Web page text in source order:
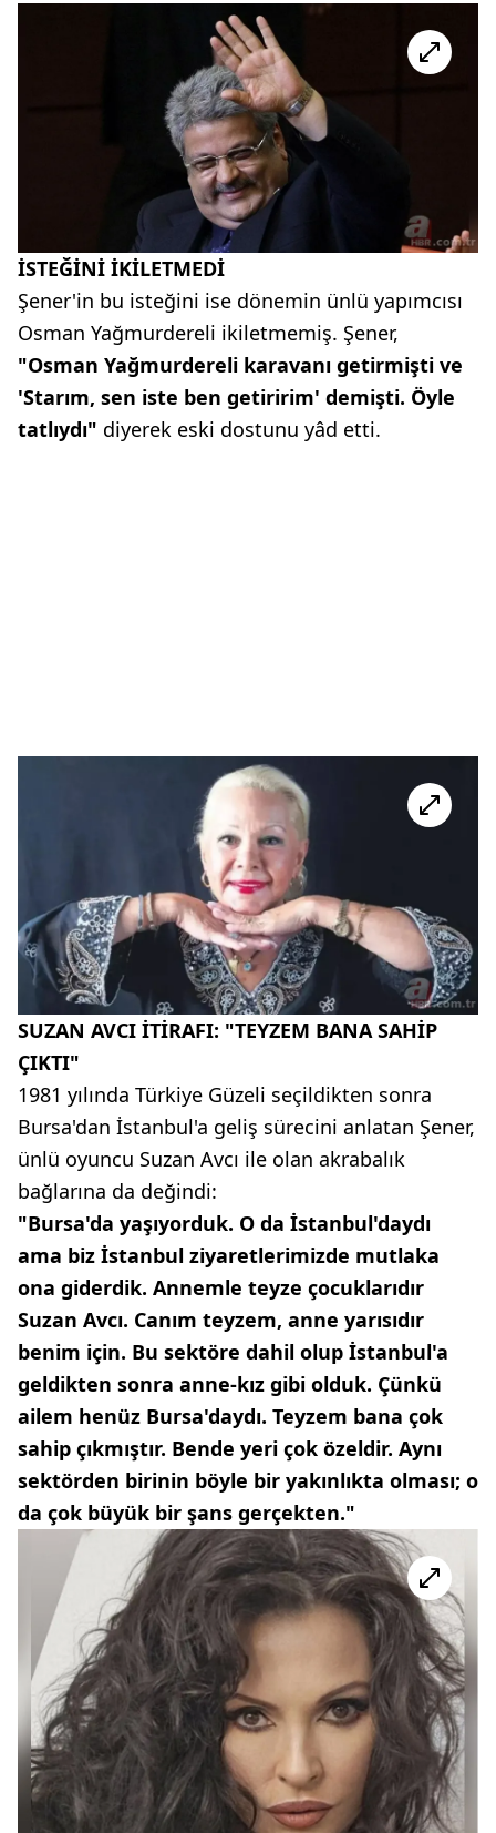
İSTEĞİNİ İKİLETMEDİ
Şener'in bu isteğini ise dönemin ünlü yapımcısı
Osman Yağmurdereli ikiletmemiş. Şener,
"Osman Yağmurdereli karavanı getirmişti ve
'Starım, sen iste ben getiririm' demişti. Öyle
tatlıydı" diyerek eski dostunu yâd etti.
SUZAN AVCI İTİRAFI: "TEYZEM BANA SAHİP
ÇIKTI"
1981 yılında Türkiye Güzeli seçildikten sonra
Bursa'dan İstanbul'a geliş sürecini anlatan Şener,
ünlü oyuncu Suzan Avcı ile olan akrabalık
bağlarına da değindi:
"Bursa'da yaşıyorduk. O da İstanbul'daydı
ama biz İstanbul ziyaretlerimizde mutlaka
ona giderdik. Annemle teyze çocuklarıdır
Suzan Avcı. Canım teyzem, anne yarısıdır
benim için. Bu sektöre dahil olup İstanbul'a
geldikten sonra anne-kız gibi olduk. Çünkü
ailem henüz Bursa'daydı. Teyzem bana çok
sahip çıkmıştır. Bende yeri çok özeldir. Aynı
sektörden birinin böyle bir yakınlıkta olması; o
da çok büyük bir şans gerçekten."